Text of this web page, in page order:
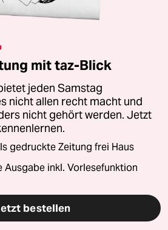
mit taz-Blick
jeden Samstag
nicht allen recht macht und
nicht gehört werden. Jetzt
gedruckte Zeitung frei Haus
Ausgabe inkl. Vorlesefunktion
bestellen